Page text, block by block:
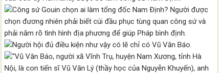
Công sứ Gouin chọn ai làm tổng đốc Nam Định? Người được
chọn đương nhiên phải biết cúi đầu phục tùng quan công sứ và
phải nắm rõ tình hình địa phương để giúp Pháp bình định.
Người hội đủ điều kiện như vậy có lẽ chỉ có Vũ Văn Báo.
“Vũ Văn Báo, người xã Vĩnh Trụ, huyện Nam Xương, tỉnh Hà
Nội, là con tiến sĩ Vũ Văn Lý (thầy học của Nguyễn Khuyến), anh